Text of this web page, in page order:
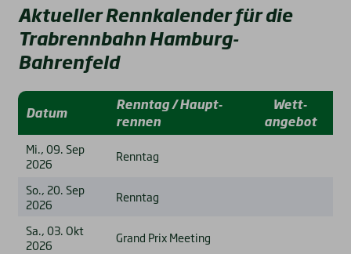
Aktueller Rennkalender für die
Trabrennbahn Hamburg-
Bahrenfeld
Datum
Renn­tag / Haupt­
rennen
Wett­
angebot
Mi., 09. Sep
2026
Renntag
So., 20. Sep
2026
Renntag
Sa., 03. Okt
2026
Grand Prix Meeting